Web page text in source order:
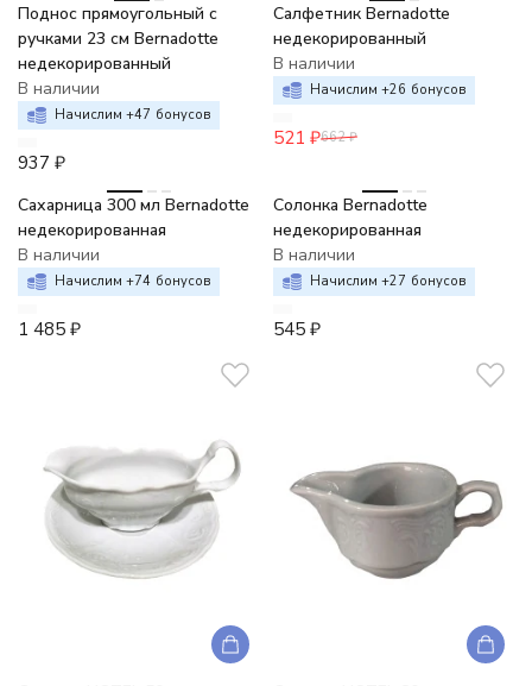
Поднос прямоугольный с
ручками 23 см Bernadotte
недекорированный
В наличии
Начислим +47 бонусов
937 ₽
Салфетник Bernadotte
недекорированный
В наличии
Начислим +26 бонусов
521 ₽662 ₽
Сахарница 300 мл Bernadotte
недекорированная
В наличии
Начислим +74 бонусов
1 485 ₽
Солонка Bernadotte
недекорированная
В наличии
Начислим +27 бонусов
545 ₽